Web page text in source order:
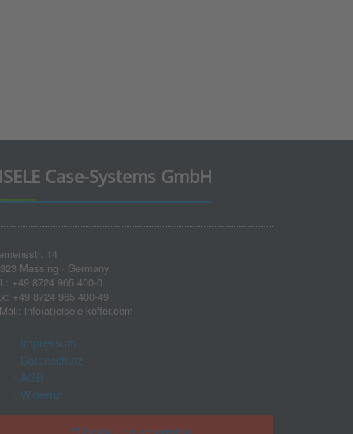
Case-Systems GmbH
14
Massing · Germany
+49 8724 965 400-0
+49 8724 965 400-49
info(at)eisele-koffer.com
Impressum
Datenschutz
AGB
Widerruf